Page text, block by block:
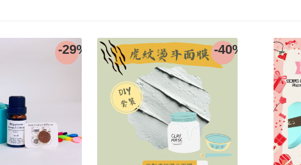
-29% -40%